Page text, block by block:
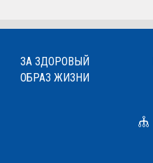
ЗА ЗДОРОВЫЙ
ОБРАЗ ЖИЗНИ